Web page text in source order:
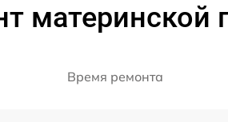
материнской
Время ремонта